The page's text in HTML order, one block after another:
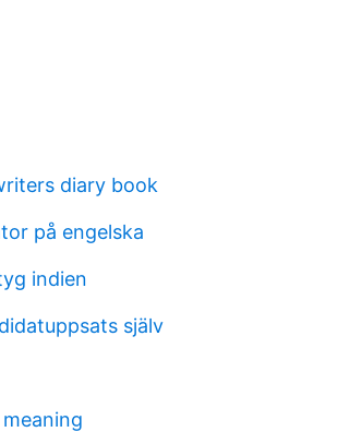
diary book
på engelska
indien
själv